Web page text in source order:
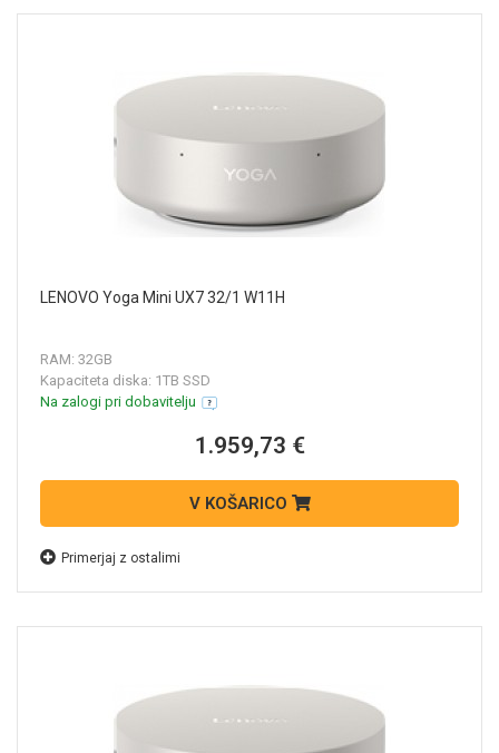
LENOVO Yoga Mini UX7 32/1 W11H
RAM: 32GB
Kapaciteta diska: 1TB SSD
Na zalogi pri dobavitelju
1.959,73 €
V KOŠARICO
Primerjaj z ostalimi